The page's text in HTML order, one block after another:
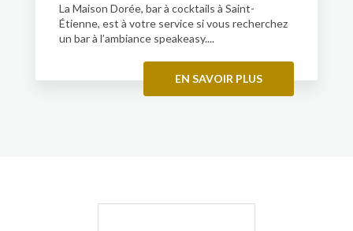
La Maison Dorée, bar à cocktails à Saint-
Étienne, est à votre service si vous recherchez
un bar à l’ambiance speakeasy....
EN SAVOIR PLUS